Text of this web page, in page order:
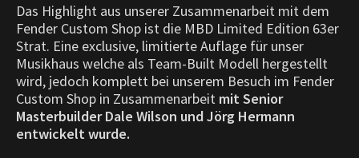
Das Highlight aus unserer Zusammenarbeit mit dem
Fender Custom Shop ist die MBD Limited Edition 63er
Strat. Eine exclusive, limitierte Auflage für unser
Musikhaus welche als Team-Built Modell hergestellt
wird, jedoch komplett bei unserem Besuch im Fender
Custom Shop in Zusammenarbeit mit Senior
Masterbuilder Dale Wilson und Jörg Hermann
entwickelt wurde.